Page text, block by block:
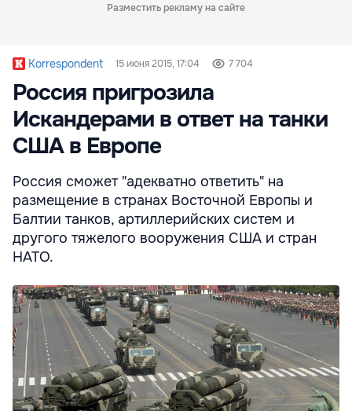
Разместить рекламу на сайте
Korrespondent 15 июня 2015, 17:04 7 704
Россия пригрозила
Искандерами в ответ на танки
США в Европе
Россия сможет "адекватно ответить" на
размещение в странах Восточной Европы и
Балтии танков, артиллерийских систем и
другого тяжелого вооружения США и стран
НАТО.